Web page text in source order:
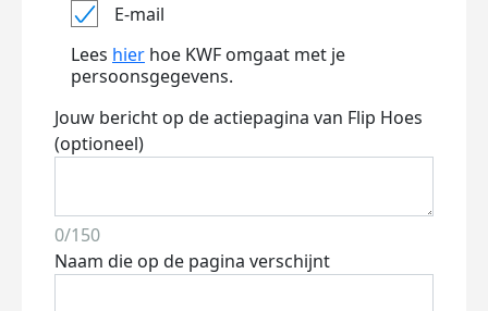
E-mail
Lees hier hoe KWF omgaat met je
persoonsgegevens.
Jouw bericht op de actiepagina van Flip Hoes
(optioneel)
0/150
Naam die op de pagina verschijnt